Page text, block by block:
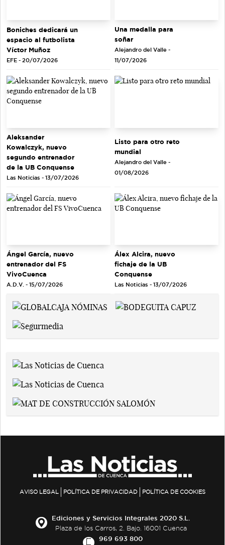
Boniches dedicará un
espacio al futbolista
Víctor Muñoz
EFE - 20/07/2026
Una medalla para
soñar
Alejandro del Valle -
11/07/2026
Aleksander
Kowalczyk, nuevo
segundo entrenador
de la UB Conquense
Las Noticias - 13/07/2026
Listo para otro reto
mundial
Alejandro del Valle -
01/08/2026
Ángel García, nuevo
entrenador del FS
VivoCuenca
A.D.V. - 15/07/2026
Álex Alcira, nuevo
fichaje de la UB
Conquense
Las Noticias - 13/07/2026
AVISO LEGAL POLÍTICA DE PRIVACIDAD POLÍTICA DE COOKIES
Ediciones y Servicios Integrales 2020 S.L.
Plaza de los Carros, 2. Bajo. 16001 Cuenca
969 693 800